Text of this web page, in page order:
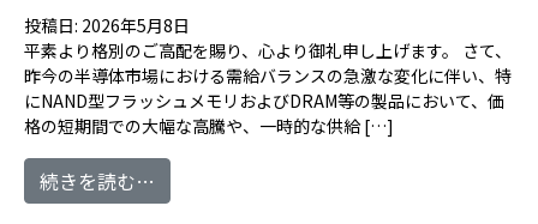
投稿日: 2026年5月8日
平素より格別のご高配を賜り、心より御礼申し上げます。 さて、
昨今の半導体市場における需給バランスの急激な変化に伴い、特
にNAND型フラッシュメモリおよびDRAM等の製品において、価
格の短期間での大幅な高騰や、一時的な供給 […]
続きを読む…